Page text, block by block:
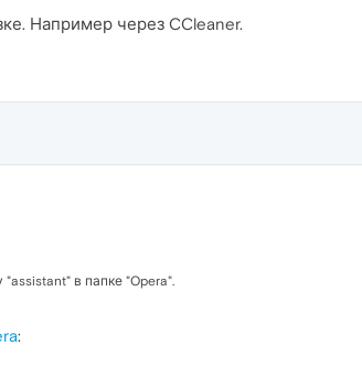
Например через CCleaner.
в папке "Opera".
: